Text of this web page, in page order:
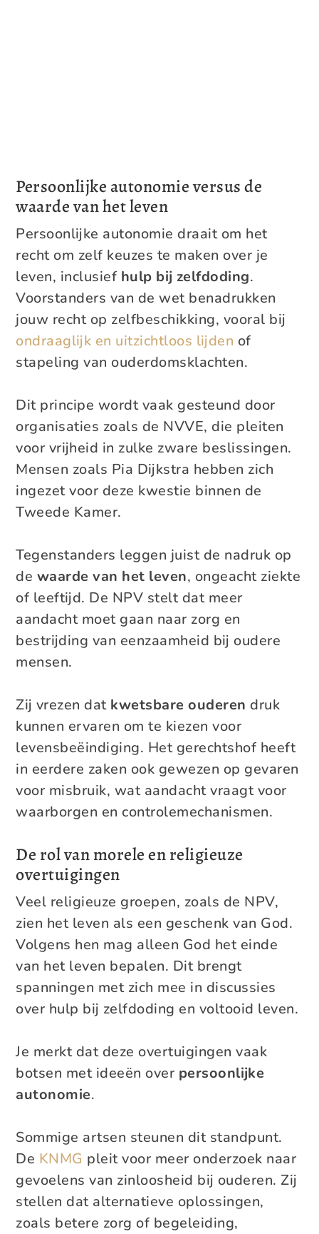
Persoonlijke autonomie versus de
waarde van het leven
Persoonlijke autonomie draait om het
recht om zelf keuzes te maken over je
leven, inclusief hulp bij zelfdoding.
Voorstanders van de wet benadrukken
jouw recht op zelfbeschikking, vooral bij
ondraaglijk en uitzichtloos lijden of
stapeling van ouderdomsklachten.
Dit principe wordt vaak gesteund door
organisaties zoals de NVVE, die pleiten
voor vrijheid in zulke zware beslissingen.
Mensen zoals Pia Dijkstra hebben zich
ingezet voor deze kwestie binnen de
Tweede Kamer.
Tegenstanders leggen juist de nadruk op
de waarde van het leven, ongeacht ziekte
of leeftijd. De NPV stelt dat meer
aandacht moet gaan naar zorg en
bestrijding van eenzaamheid bij oudere
mensen.
Zij vrezen dat kwetsbare ouderen druk
kunnen ervaren om te kiezen voor
levensbeëindiging. Het gerechtshof heeft
in eerdere zaken ook gewezen op gevaren
voor misbruik, wat aandacht vraagt voor
waarborgen en controlemechanismen.
De rol van morele en religieuze
overtuigingen
Veel religieuze groepen, zoals de NPV,
zien het leven als een geschenk van God.
Volgens hen mag alleen God het einde
van het leven bepalen. Dit brengt
spanningen met zich mee in discussies
over hulp bij zelfdoding en voltooid leven.
Je merkt dat deze overtuigingen vaak
botsen met ideeën over persoonlijke
autonomie.
Sommige artsen steunen dit standpunt.
De KNMG pleit voor meer onderzoek naar
gevoelens van zinloosheid bij ouderen. Zij
stellen dat alternatieve oplossingen,
zoals betere zorg of begeleiding,